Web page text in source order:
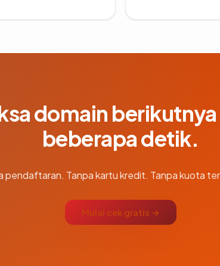
domain
beberapa detik.
pendaftaran. Tanpa kartu kredit. Tanpa kuota
Mulai cek gratis →